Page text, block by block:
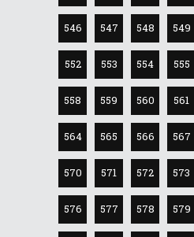
546 547 548 549
552 553 554 555
558 559 560 561
564 565 566 567
570 571 572 573
576 577 578 579